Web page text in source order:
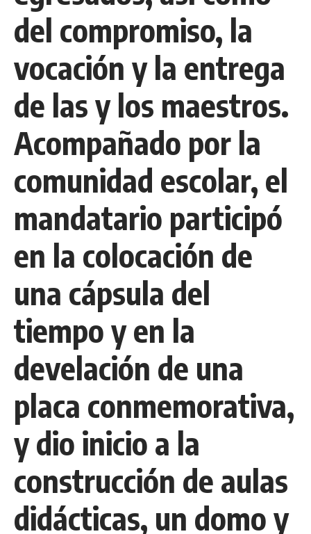
del compromiso, la
vocación y la entrega
de las y los maestros.
Acompañado por la
comunidad escolar, el
mandatario participó
en la colocación de
una cápsula del
tiempo y en la
develación de una
placa conmemorativa,
y dio inicio a la
construcción de aulas
didácticas, un domo y